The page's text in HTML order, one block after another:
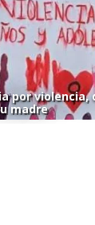
por violencia,
madre